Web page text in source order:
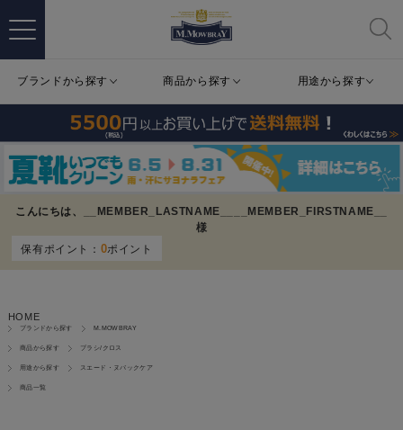
ブランドから探す 商品から探す 用途から探す
こんにちは、 __MEMBER_LASTNAME__
__MEMBER_FIRSTNAME__
様
保有ポイント： 0ポイント
HOME
ブランドから探す M.MOWBRAY
商品から探す ブラシ/クロス
用途から探す スエード・ヌバックケア
商品一覧